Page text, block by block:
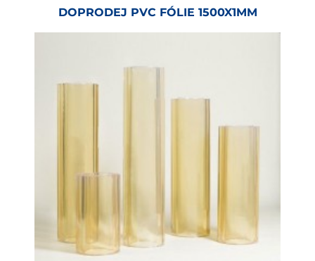
DOPRODEJ PVC FÓLIE 1500X1MM